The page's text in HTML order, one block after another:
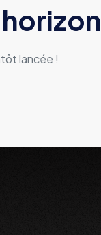
lancée !